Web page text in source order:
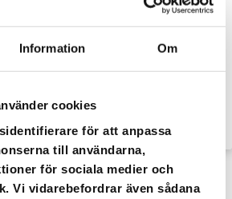
Information Om
cookies
för att anpassa
till användarna,
för sociala medier och
Vi vidarebefordrar även sådana
för eget behov. När vattnet släpps på igen